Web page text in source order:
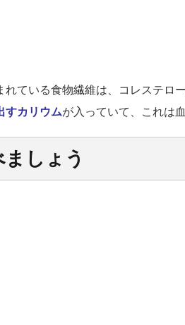
れている食物繊維は、コレステロ
すカリウムが入っていて、これは
しょう